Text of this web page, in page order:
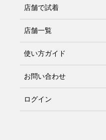
店舗で試着
店舗一覧
使い方ガイド
お問い合わせ
ログイン